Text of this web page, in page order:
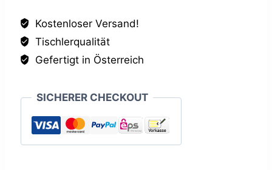
ST40,
19mm
Menge
Kostenloser Versand!
Tischlerqualität
Gefertigt in Österreich
SICHERER CHECKOUT